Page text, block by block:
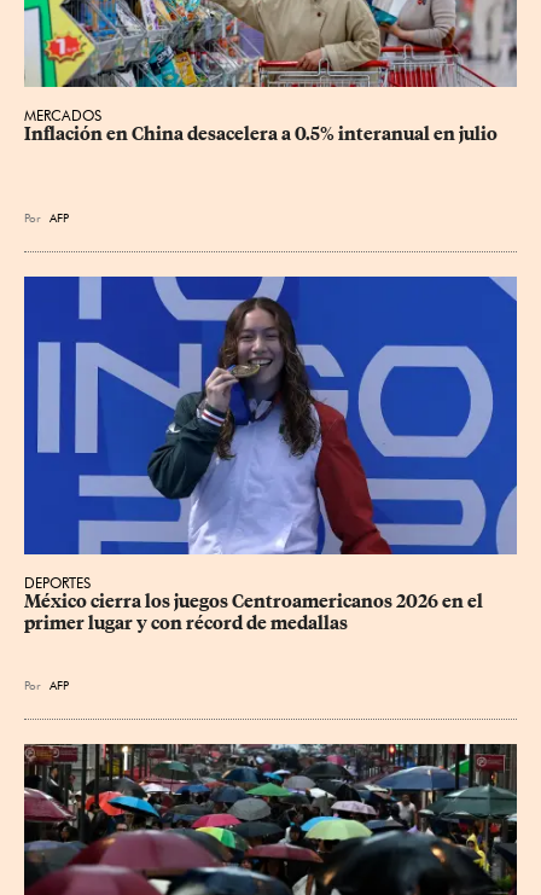
MERCADOS
Inflación en China desacelera a 0.5% interanual en julio
Por AFP
DEPORTES
México cierra los juegos Centroamericanos 2026 en el
primer lugar y con récord de medallas
Por AFP